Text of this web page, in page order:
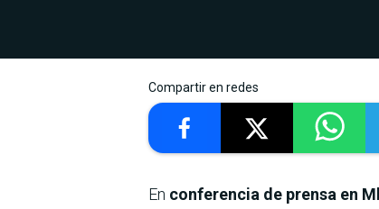
Compartir en redes
En conferencia de prensa en